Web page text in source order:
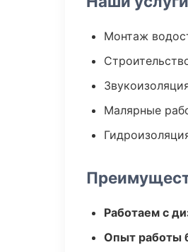
Монтаж
Малярные
Работаем с
Опыт работы